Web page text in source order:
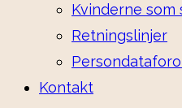
Kvinderne som
Retningslinjer
Kontakt